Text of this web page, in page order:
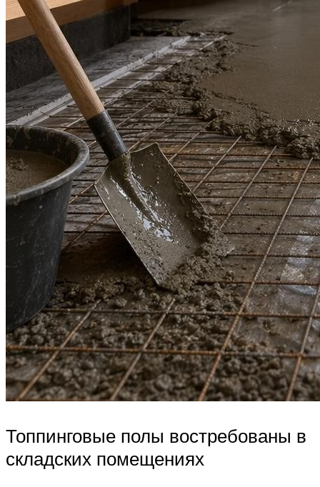
Топпинговые полы востребованы в
складских помещениях